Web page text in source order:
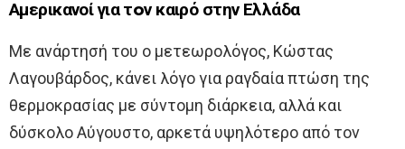
Αμερικανοί για τoν καιρό στην Ελλάδα
Με ανάρτησή του ο μετεωρολόγος, Κώστας
Λαγουβάρδος, κάνει λόγο για ραγδαία πτώση της
θερμοκρασίας με σύντομη διάρκεια, αλλά και
δύσκολο Αύγουστο, αρκετά υψηλότερο από τον